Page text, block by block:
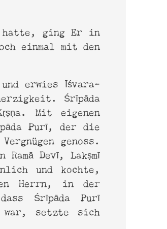
hatte, ging Er in
einmal mit den
erwies Īśvara-
Śrīpāda
Mit eigenen
Purī, der die
genoss.
Devī, Lakṣmī
und kochte,
Herrn, in der
Śrīpāda Purī
war, setzte sich